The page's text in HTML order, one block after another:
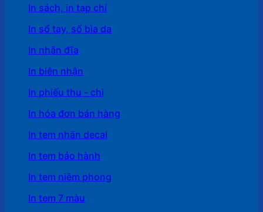
In sách, in tạp chí
In sổ tay, sổ bìa da
In nhãn đĩa
In biên nhận
In phiếu thu - chi
In hóa đơn bán hàng
In tem nhãn decal
In tem bảo hành
In tem niêm phong
In tem 7 màu